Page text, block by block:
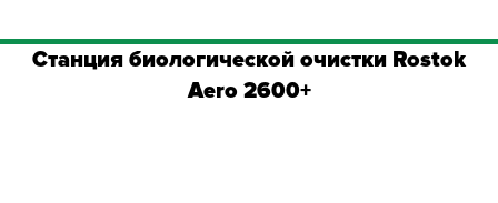
Станция биологической очистки Rostok
Aero 2600+